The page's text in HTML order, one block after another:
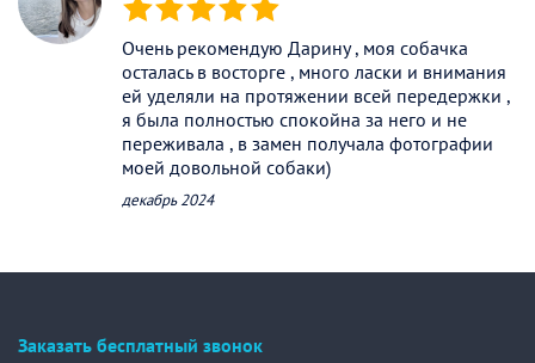
(*) (*) (*) (*) (*)
Очень рекомендую Дарину , моя собачка
осталась в восторге , много ласки и внимания
ей уделяли на протяжении всей передержки ,
я была полностью спокойна за него и не
переживала , в замен получала фотографии
моей довольной собаки)
декабрь 2024
Заказать бесплатный звонок